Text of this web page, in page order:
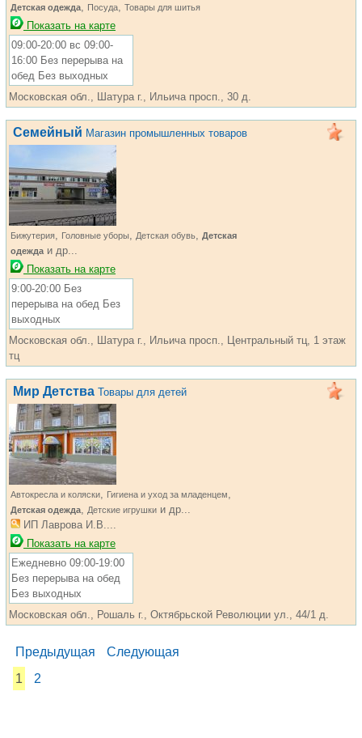
Детская одежда, Посуда, Товары для шитья
Показать на карте
09:00-20:00 вс 09:00-
16:00 Без перерыва на
обед Без выходных
Московская обл., Шатура г., Ильича просп., 30 д.
Семейный Магазин промышленных товаров
Бижутерия, Головные уборы, Детская обувь, Детская
одеждаи др...
Показать на карте
9:00-20:00 Без
перерыва на обед Без
выходных
Московская обл., Шатура г., Ильича просп., Центральный тц, 1 этаж
тц
Мир Детства Товары для детей
Автокресла и коляски, Гигиена и уход за младенцем,
Детская одежда, Детские игрушки и др...
ИП Лаврова И.В....
Показать на карте
Ежедневно 09:00-19:00
Без перерыва на обед
Без выходных
Московская обл., Рошаль г., Октябрьской Революции ул., 44/1 д.
Предыдущая
Следующая
1
2